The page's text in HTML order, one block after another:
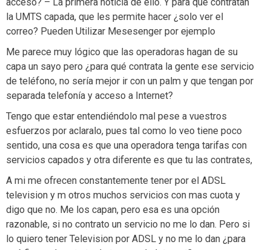
la UMTS capada, que les permite hacer ¿solo ver el
correo? Pueden Utilizar Mesesenger por ejemplo
Me parece muy lógico que las operadoras hagan de su
capa un sayo pero ¿para qué contrata la gente ese servicio
de teléfono, no sería mejor ir con un palm y que tengan por
separada telefonía y acceso a Internet?
Tengo que estar entendiéndolo mal pese a vuestros
esfuerzos por aclaralo, pues tal como lo veo tiene poco
sentido, una cosa es que una operadora tenga tarifas con
servicios capados y otra diferente es que tu las contrates,
A mi me ofrecen constantemente tener por el ADSL
television y m otros muchos servicios con mas cuota y
digo que no. Me los capan, pero esa es una opción
razonable, si no contrato un servicio no me lo dan. Pero si
lo quiero tener Television por ADSL y no me lo dan ¿para